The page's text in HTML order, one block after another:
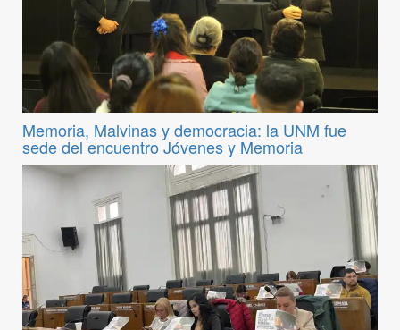
Memoria, Malvinas y democracia: la UNM fue
sede del encuentro Jóvenes y Memoria